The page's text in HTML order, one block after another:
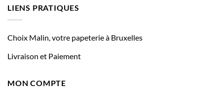
LIENS PRATIQUES
Choix Malin, votre papeterie à Bruxelles
Livraison et Paiement
MON COMPTE